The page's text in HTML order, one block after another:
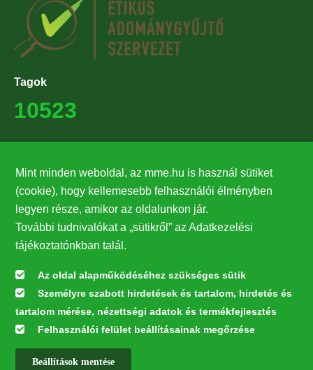
Tagok
10523
27224
Hírlevél feliratkozás
Értesüljön elsőként legfrissebb híreinkről, eseményeinkről!
Feliratkozás
Mint minden weboldal, az mme.hu is használ sütiket
(cookie), hogy kellemesebb felhasználói élményben
legyen része, amikor az oldalunkon jár.
További tudnivalókat a „sütikről” az Adatkezelési
tájékoztatónkban talál.
Az oldal alapműködéséhez szükséges sütik
Személyre szabott hirdetések és tartalom, hirdetés és
tartalom mérése, nézettségi adatok és termékfejlesztés
Felhasználói felület beállításainak megőrzése
Beállítások mentése